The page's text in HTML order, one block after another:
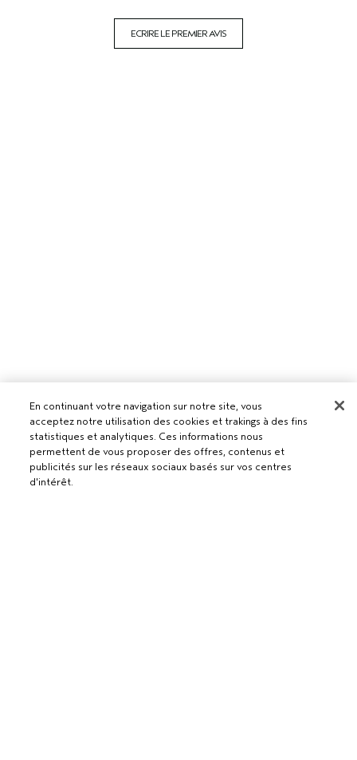
ECRIRE LE PREMIER AVIS
Pour les professionnels
En continuant votre navigation sur notre site, vous
acceptez notre utilisation des cookies et trakings à des fins
statistiques et analytiques. Ces informations nous
permettent de vous proposer des offres, contenus et
publicités sur les réseaux sociaux basés sur vos centres
d'intérêt.